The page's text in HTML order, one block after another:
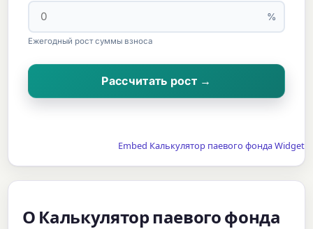
%
Ежегодный рост суммы взноса
Рассчитать рост →
Embed Калькулятор паевого фонда Widget
О Калькулятор паевого фонда